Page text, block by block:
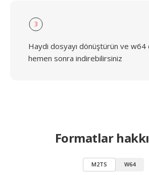
3
Haydi dosyayı dönüştürün ve w64
hemen sonra indirebilirsiniz
Formatlar
M2TS W64